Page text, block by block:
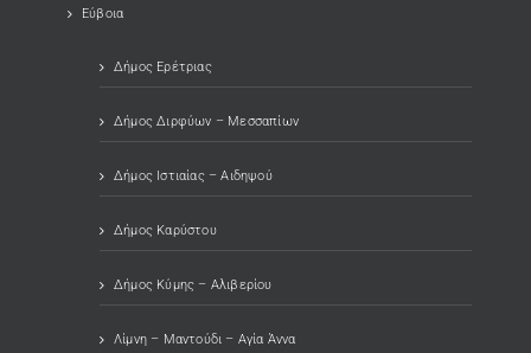
Εύβοια
Δήμος Ερέτριας
Δήμος Διρφύων – Μεσσαπίων
Δήμος Ιστιαίας – Αιδηψού
Δήμος Καρύστου
Δήμος Κύμης – Αλιβερίου
Λίμνη – Μαντούδι – Αγία Άννα